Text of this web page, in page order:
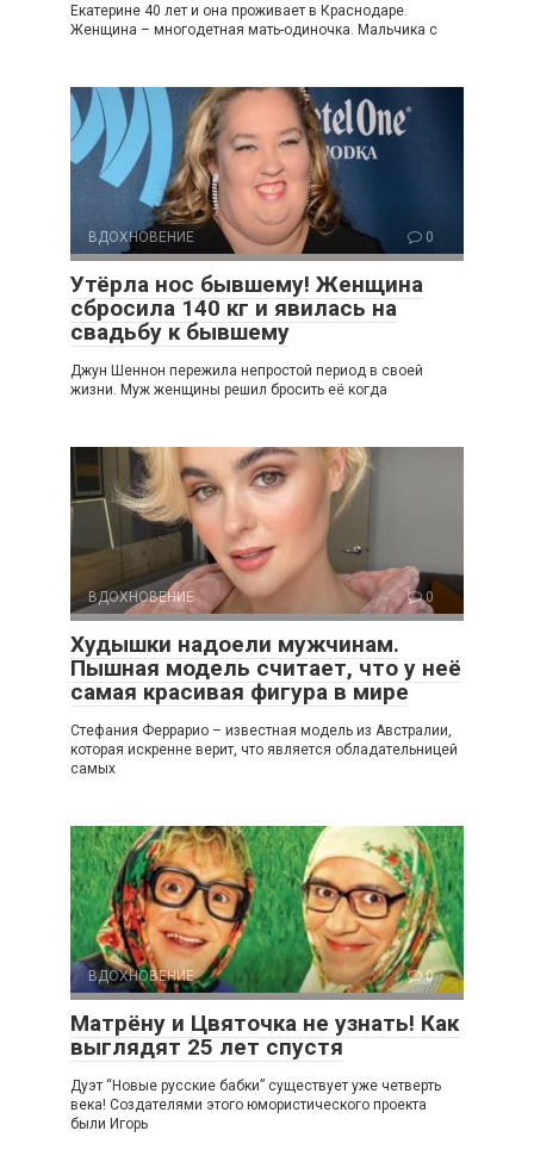
Екатерине 40 лет и она проживает в Краснодаре.
Женщина – многодетная мать-одиночка. Мальчика с
ВДОХНОВЕНИЕ 0
Утёрла нос бывшему! Женщина
сбросила 140 кг и явилась на
свадьбу к бывшему
Джун Шеннон пережила непростой период в своей
жизни. Муж женщины решил бросить её когда
ВДОХНОВЕНИЕ 0
Худышки надоели мужчинам.
Пышная модель считает, что у неё
самая красивая фигура в мире
Стефания Феррарио – известная модель из Австралии,
которая искренне верит, что является обладательницей
самых
ВДОХНОВЕНИЕ 0
Матрёну и Цвяточка не узнать! Как
выглядят 25 лет спустя
Дуэт “Новые русские бабки” существует уже четверть
века! Создателями этого юмористического проекта
были Игорь